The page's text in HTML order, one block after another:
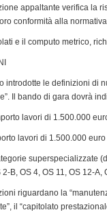
appaltante verifica la
conformità alla normativa
e il computo metrico,
introdotte le definizioni di
Il bando di gara dovrà
lavori di 1.500.000
lavori di 1.500.000
superspecializzate
2-B, OS 4, OS 11, OS 12-A,
riguardano la
il “capitolato